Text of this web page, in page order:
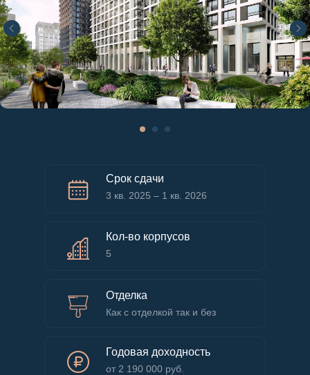
Срок сдачи
3 кв. 2025 – 1 кв. 2026
Годовая доходность
от 2 190 000 руб.
Кол-во корпусов
5
Отделка
Как с отделкой так и без